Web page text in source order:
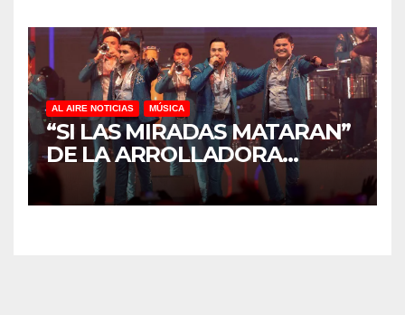
AL AIRE NOTICIAS MÚSICA
“SI LAS MIRADAS MATARAN”
DE LA ARROLLADORA
CONQUISTA A SUS
SEGUIDORES Y SE PERFILA